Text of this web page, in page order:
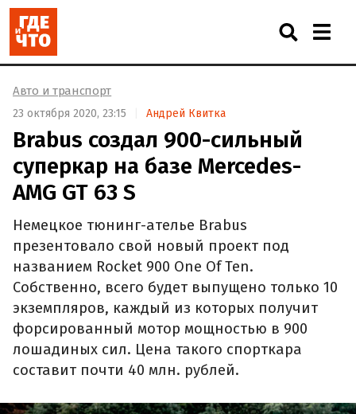
Авто и транспорт
23 октября 2020, 23:15 Андрей Квитка
Brabus создал 900-сильный
суперкар на базе Mercedes-
AMG GT 63 S
Немецкое тюнинг-ателье Brabus
презентовало свой новый проект под
названием Rocket 900 One Of Ten.
Собственно, всего будет выпущено только 10
экземпляров, каждый из которых получит
форсированный мотор мощностью в 900
лошадиных сил. Цена такого спорткара
составит почти 40 млн. рублей.